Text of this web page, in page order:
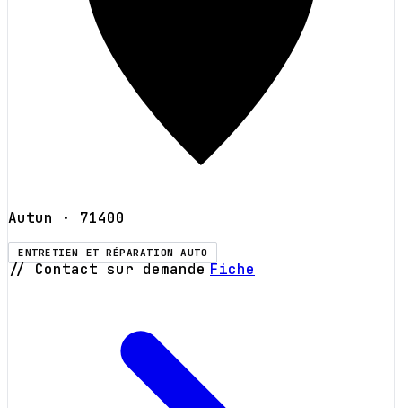
Autun · 71400
ENTRETIEN ET RÉPARATION AUTO
// Contact sur demande Fiche